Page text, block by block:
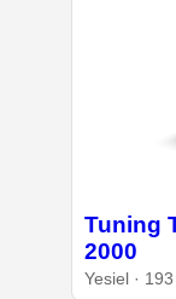
Tuning
2000
Yesiel ·